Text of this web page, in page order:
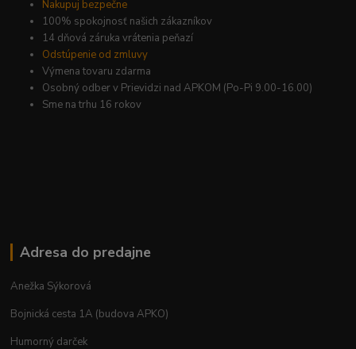
Nakupuj bezpečne
100% spokojnosť našich zákazníkov
14 dňová záruka vrátenia peňazí
Odstúpenie od zmluvy
Výmena tovaru zdarma
Osobný odber v Prievidzi nad APKOM (Po-Pi 9.00-16.00)
Sme na trhu 16 rokov
Adresa do predajne
Anežka Sýkorová
Bojnická cesta 1A (budova APKO)
Humorný darček